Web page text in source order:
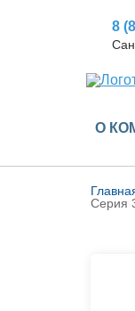
8
О
Серия